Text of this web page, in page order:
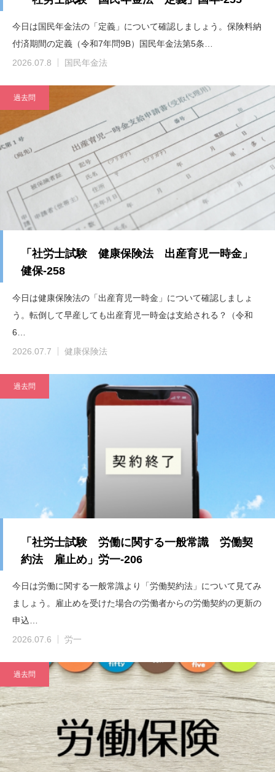
今日は国民年金法の「定義」について確認しましょう。保険料納
付済期間の定義（令和7年問9B）国民年金法第5条…
2026.07.8
国民年金法
過去問
「社労士試験 健康保険法 出産育児一時金」
健保-258
今日は健康保険法の「出産育児一時金」について確認しましょ
う。転倒して早産しても出産育児一時金は支給される？（令和
6…
2026.07.7
健康保険法
過去問
「社労士試験 労働に関する一般常識 労働契
約法 雇止め」労一-206
今日は労働に関する一般常識より「労働契約法」について見てみ
ましょう。雇止めを受けた場合の労働者からの労働契約の更新の
申込…
2026.07.6
労一
過去問